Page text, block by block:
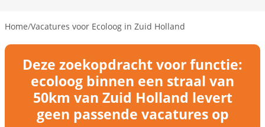
Home/Vacatures voor Ecoloog in Zuid Holland
Deze zoekopdracht voor functie:
ecoloog binnen een straal van
50km van Zuid Holland levert
geen passende vacatures op